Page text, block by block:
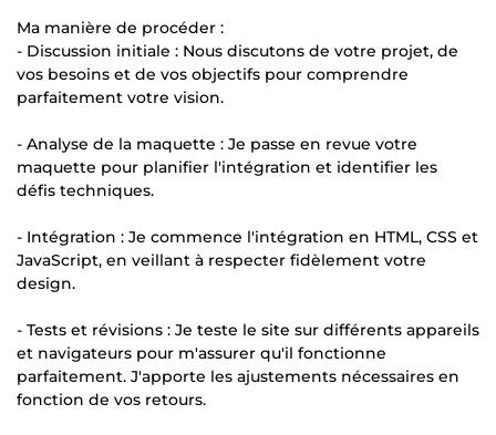
Ma manière de procéder :
- Discussion initiale : Nous discutons de votre projet, de
vos besoins et de vos objectifs pour comprendre
parfaitement votre vision.
- Analyse de la maquette : Je passe en revue votre
maquette pour planifier l'intégration et identifier les
défis techniques.
- Intégration : Je commence l'intégration en HTML, CSS et
JavaScript, en veillant à respecter fidèlement votre
design.
- Tests et révisions : Je teste le site sur différents appareils
et navigateurs pour m'assurer qu'il fonctionne
parfaitement. J'apporte les ajustements nécessaires en
fonction de vos retours.